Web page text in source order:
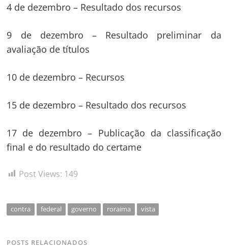
4 de dezembro – Resultado dos recursos
9 de dezembro – Resultado preliminar da
avaliação de títulos
10 de dezembro – Recursos
15 de dezembro – Resultado dos recursos
17 de dezembro – Publicação da classificação
final e do resultado do certame
Post Views: 149
contra federal governo roraima vista
POSTS RELACIONADOS